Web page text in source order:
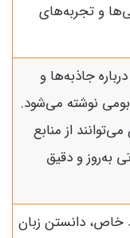
و تجربه‌های
جاذبه‌ها و
نوشته می‌شود.
از منابع
به‌روز و دقیق
خاص، دانستن زبان